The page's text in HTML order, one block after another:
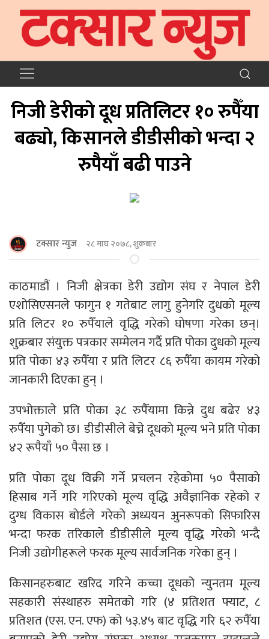
निजी डेरीकाे दूध प्रतिलिटर १० रुपैँया
बढ्याे, किसानले डीडीसीकाे भन्दा २
रुपैयाँ बढी पाउने
टक्सार न्युज २८ माघ २०७८, शुक्रबार
काठमाडौं । निजी क्षेत्रका डेरी उद्योग संघ र नेपाल डेरी
एशोसिएसनले फागुन १ गतेबाट लागु हुनेगरि दुधको मूल्य
प्रति लिटर १० रुपैँयाले वृद्धि गरेकाे घाेषणा गरेका छन्।
शुक्रबार संयुक्त पत्रकार सम्मेलन गर्दै प्रति पोका दुधको मूल्य
प्रति पोका ४३ रुपैँया र प्रति लिटर ८६ रुपैँया कायम गरेको
जानकारी दिएका हुन् ।
उपभोक्ताले प्रति पोका ३८ रुपैँयामा किन्ने दुध बढेर ४३
रुपैँया पुगेको छ। डीडीसीले बेच्ने दूधकाे मूल्य भने प्रति पाेका
४२ रूपैयाँ ५० पैसा छ ।
प्रति पाेका दूध विक्री गर्ने प्रचलन रहेकाेमा ५० पैसाकाे
हिसाब गर्ने गरि गरिएकाे मूल्य वृद्धि अवैज्ञानिक रहेकाे र
दुग्ध विकास बाेर्डले गरेकाे अध्ययन अुनरूपकाे सिफारिस
भन्दा फरक तरिकाले डीडीसीले मूल्य वृद्धि गरेकाे भन्दै
निजी उद्याेगीहरूले फरक मूल्य सार्वजनिक गरेका हुन् ।
किसानहरुबाट खरिद गरिने कच्चा दूधको न्युनतम मूल्य
सहकारी संस्थाहरु समेतको गरि (४ प्रतिशत फ्याट, ८
प्रतिशत (एस. एन. एफ) को ५३.४५ बाट वृद्धि गरि ६२ रुपैँया